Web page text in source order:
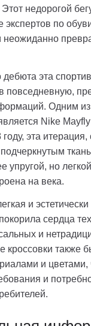
недорогой
экспертов по
неожиданно
эта
повседневную,
Одним
Nike
эта итерация,
упругой, но
на века.
и эстетически
сердца
и
кроссовки также
и цветами,
и